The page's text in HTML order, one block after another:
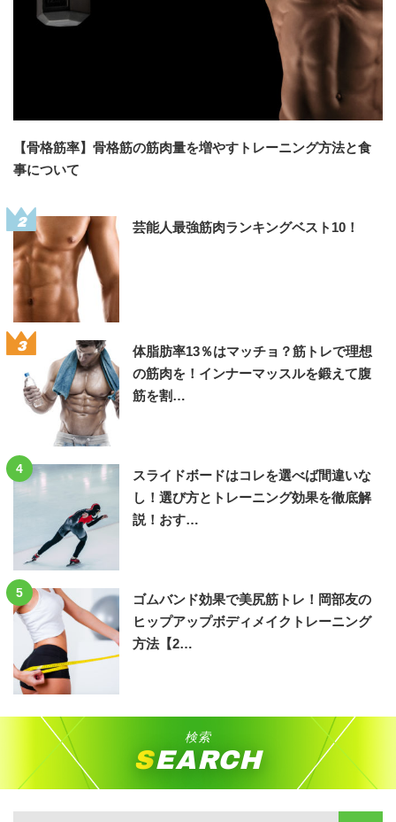
【骨格筋率】骨格筋の筋肉量を増やすトレーニング方法と食
事について
2 芸能人最強筋肉ランキングベスト10！
3
体脂肪率13％はマッチョ？筋トレで理想
の筋肉を！インナーマッスルを鍛えて腹
筋を割…
4
スライドボードはコレを選べば間違いな
し！選び方とトレーニング効果を徹底解
説！おす…
5
ゴムバンド効果で美尻筋トレ！岡部友の
ヒップアップボディメイクトレーニング
方法【2…
検索
SEARCH